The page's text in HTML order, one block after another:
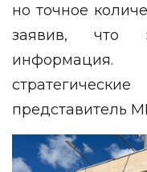
но точное
заявив, что
представитель